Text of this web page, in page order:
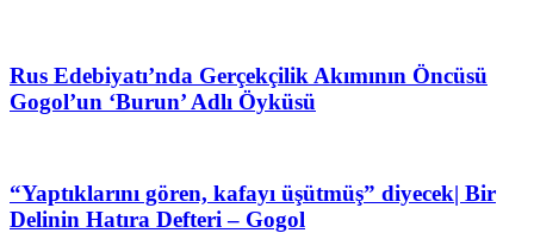
Rus Edebiyatı’nda Gerçekçilik Akımının Öncüsü
Gogol’un ‘Burun’ Adlı Öyküsü
“Yaptıklarını gören, kafayı üşütmüş” diyecek| Bir
Delinin Hatıra Defteri – Gogol